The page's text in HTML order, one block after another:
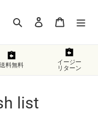
検索 ログインカート
送料無料
イージー
リターン
list